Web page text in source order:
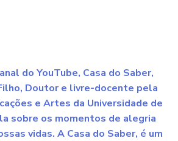
do YouTube, Casa do Saber,
Doutor e livre-docente pela
e Artes da Universidade de
sobre os momentos de alegria
vidas. A Casa do Saber, é um